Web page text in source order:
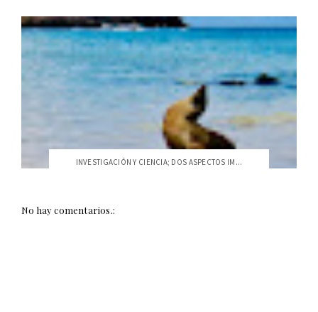
INVESTIGACIÓN Y CIENCIA; DOS ASPECTOS IM...
No hay comentarios.: